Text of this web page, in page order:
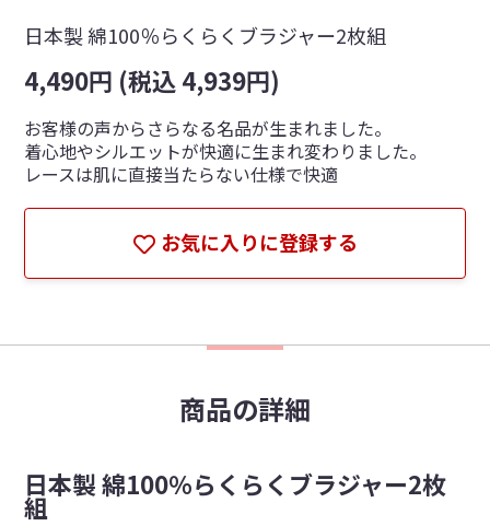
日本製 綿100％らくらくブラジャー2枚組
4,490円 (税込 4,939円)
お客様の声からさらなる名品が生まれました。
着心地やシルエットが快適に生まれ変わりました。
レースは肌に直接当たらない仕様で快適
お気に入りに登録する
商品の詳細
日本製 綿100％らくらくブラジャー2枚
組